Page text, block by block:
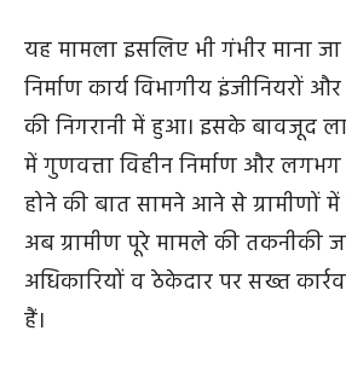
यह मामला इसलिए भी गंभीर माना
निर्माण कार्य विभागीय इंजीनियरों
की निगरानी में हुआ। इसके बावजूद
में गुणवत्ता विहीन निर्माण और
होने की बात सामने आने से ग्रामीणों में
अब ग्रामीण पूरे मामले की तकनीकी
अधिकारियों व ठेकेदार पर सख्त
हैं।